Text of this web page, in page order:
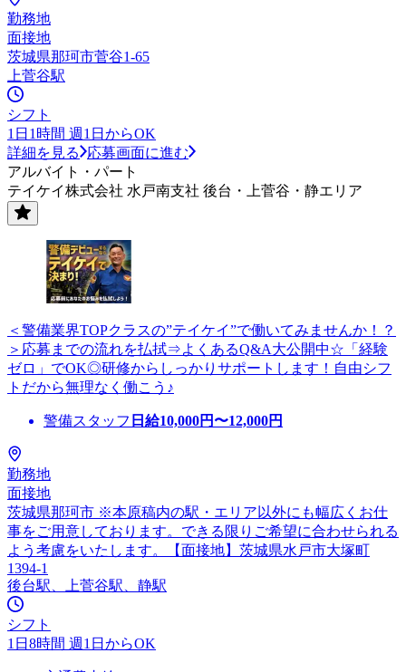
勤務地
面接地
茨城県那珂市菅谷1-65
上菅谷駅
シフト
1日1時間 週1日からOK
詳細を見る
応募画面に進む
アルバイト・パート
テイケイ株式会社 水戸南支社 後台・上菅谷・静エリア
＜警備業界TOPクラスの”テイケイ”で働いてみませんか！？
＞応募までの流れを払拭⇒よくあるQ&A大公開中☆「経験
ゼロ」でOK◎研修からしっかりサポートします！自由シフ
トだから無理なく働こう♪
警備スタッフ 日給10,000円〜12,000円
勤務地
面接地
茨城県那珂市 ※本原稿内の駅・エリア以外にも幅広くお仕
事をご用意しております。できる限りご希望に合わせられる
よう考慮をいたします。【面接地】茨城県水戸市大塚町
1394-1
後台駅、上菅谷駅、静駅
シフト
1日8時間 週1日からOK